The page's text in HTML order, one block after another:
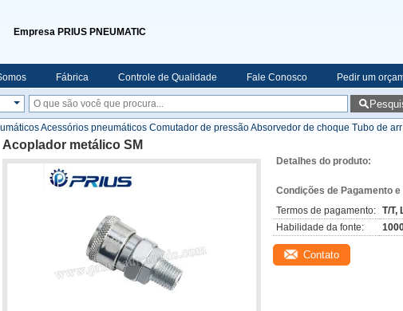
Empresa PRIUS PNEUMATIC
Fábrica Controle de Qualidade Fale Conosco Pedir um
Acessórios pneumáticos Comutador de pressão Absorvedor de choque Tubo de arr
Acoplador metálico SM
Detalhes do produto:
Condições de Pagamento e
Termos de pagamento: T/T,
Habilidade da fonte:
Contato